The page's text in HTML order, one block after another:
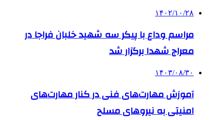
۱۴۰۲/۱۰/۲۸
مراسم وداع با پیکر سه شهید خلبان فراجا در
معراج شهدا برگزار شد
۱۴۰۳/۰۸/۳۰
آموزش مهارت‌های فنی در کنار مهارت‌های
امنیتی به نیروهای مسلح